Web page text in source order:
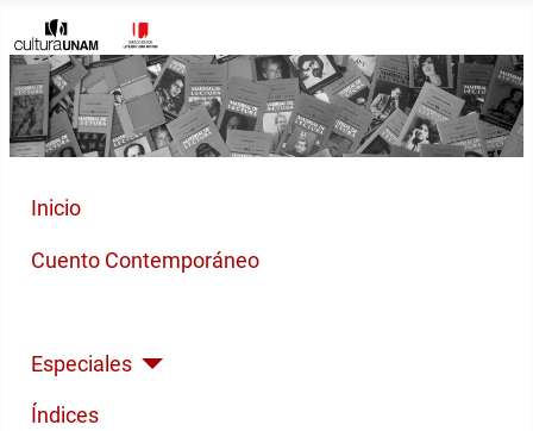
Inicio
Cuento Contemporáneo
Especiales
Índices